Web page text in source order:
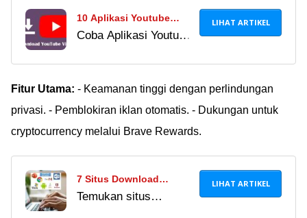
10 Aplikasi Youtube
Downloader Android
Coba Aplikasi Youtube
video YouTube offline
& tanpa iklan, 100%
gratis!
LIHAT ARTIKEL
Fitur Utama: - Keamanan tinggi dengan perlindungan
privasi. - Pemblokiran iklan otomatis. - Dukungan untuk
cryptocurrency melalui Brave Rewards.
7 Situs Download
Aplikasi Windows Gratis,
Temukan situs
LIHAT ARTIKEL